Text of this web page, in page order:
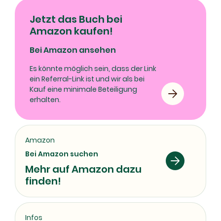
Jetzt das Buch bei
Amazon kaufen!
Bei Amazon ansehen
Es könnte möglich sein, dass der Link
ein Referral-Link ist und wir als bei
Kauf eine minimale Beteiligung
erhalten.
Amazon
Bei Amazon suchen
Mehr auf Amazon dazu
finden!
Infos